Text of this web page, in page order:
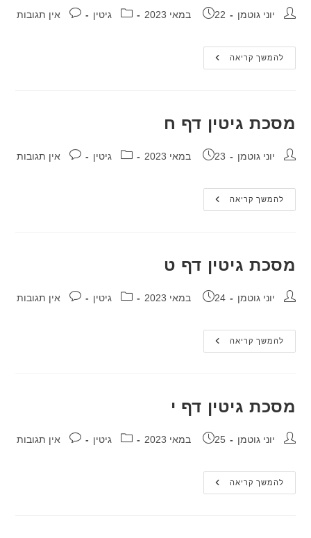
מחבר:יוני גוטמן פורסם:
22 במאי 2023 קטגוריה:
גיטין תגובות:אין תגובות
להמשך קריאהמסכת
גיטין
מסכת גיטין דף ח
מחבר:יוני גוטמן פורסם:
23 במאי 2023 קטגוריה:
גיטין תגובות:אין תגובות
להמשך קריאהמסכת
גיטין
מסכת גיטין דף ט
מחבר:יוני גוטמן פורסם:
24 במאי 2023 קטגוריה:
גיטין תגובות:אין תגובות
להמשך קריאהמסכת
גיטין
מסכת גיטין דף י
מחבר:יוני גוטמן פורסם:
25 במאי 2023 קטגוריה:
גיטין תגובות:אין תגובות
להמשך קריאהמסכת
גיטין